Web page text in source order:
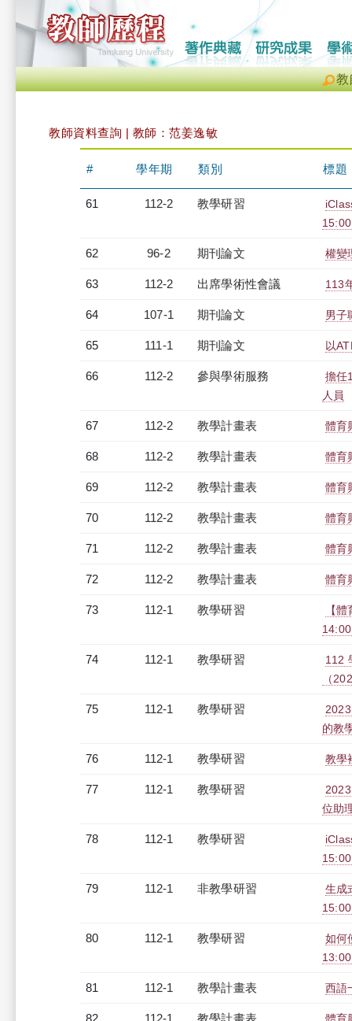
教
教師資料查詢 | 教師：范姜逸敏
# 學年期 類別 標題
61 112-2 教學研習
62 96-2 期刊論文 權變
63 112-2 出席學術性會議 113
64 107-1 期刊論文 男子
65 111-1 期刊論文 以
66 112-2 參與學術服務
擔任
人員
67 112-2 教學計畫表 體育
68 112-2 教學計畫表 體育
69 112-2 教學計畫表 體育
70 112-2 教學計畫表 體育
71 112-2 教學計畫表 體育
72 112-2 教學計畫表 體育
73 112-1 教學研習
【
74 112-1 教學研習
112
（
75 112-1 教學研習
的教
76 112-1 教學研習 教學
77 112-1 教學研習
位助
78 112-1 教學研習
79 112-1 非教學研習
生成
80 112-1 教學研習
如何
81 112-1 教學計畫表 西語
82 112-1 教學計畫表